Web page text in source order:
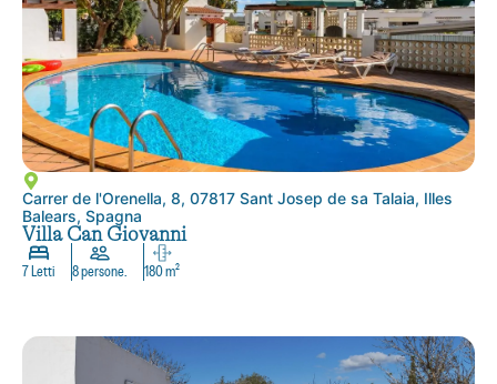
Carrer de l'Orenella, 8, 07817 Sant Josep de sa Talaia, Illes
Balears, Spagna
Villa Can Giovanni
7 Letti 8 persone. 180 m²